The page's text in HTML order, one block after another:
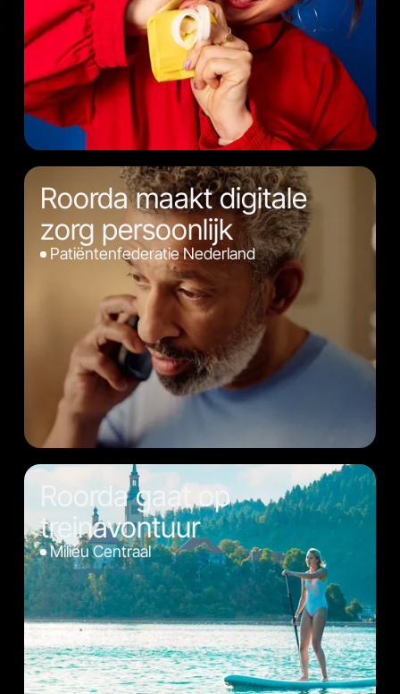
Roorda maakt digitale
zorg persoonlijk
Patiëntenfederatie Nederland
Roorda gaat op
treinavontuur
Milieu Centraal